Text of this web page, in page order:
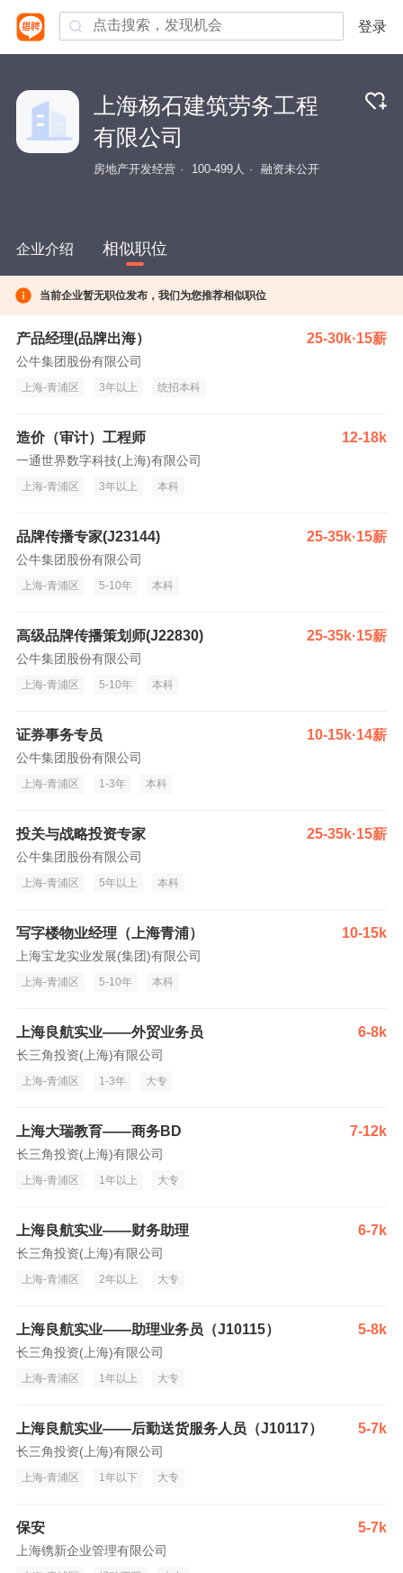
登录
上海杨石建筑劳务工程
有限公司
房地产开发经营 100-499人 融资未公开
企业介绍 相似职位
当前企业暂无职位发布，我们为您推荐相似职位
产品经理(品牌出海） 25-30k·15薪
公牛集团股份有限公司
上海-青浦区 3年以上 统招本科
造价（审计）工程师 12-18k
一通世界数字科技(上海)有限公司
上海-青浦区 3年以上 本科
品牌传播专家(J23144) 25-35k·15薪
公牛集团股份有限公司
上海-青浦区 5-10年 本科
高级品牌传播策划师(J22830) 25-35k·15薪
公牛集团股份有限公司
上海-青浦区 5-10年 本科
证券事务专员 10-15k·14薪
公牛集团股份有限公司
上海-青浦区 1-3年 本科
投关与战略投资专家 25-35k·15薪
公牛集团股份有限公司
上海-青浦区 5年以上 本科
写字楼物业经理（上海青浦） 10-15k
上海宝龙实业发展(集团)有限公司
上海-青浦区 5-10年 本科
上海良航实业——外贸业务员 6-8k
长三角投资(上海)有限公司
上海-青浦区 1-3年 大专
上海大瑞教育——商务BD 7-12k
长三角投资(上海)有限公司
上海-青浦区 1年以上 大专
上海良航实业——财务助理 6-7k
长三角投资(上海)有限公司
上海-青浦区 2年以上 大专
上海良航实业——助理业务员（J10115） 5-8k
长三角投资(上海)有限公司
上海-青浦区 1年以上 大专
上海良航实业——后勤送货服务人员（J10117） 5-7k
长三角投资(上海)有限公司
上海-青浦区 1年以下 大专
保安 5-7k
上海镌新企业管理有限公司